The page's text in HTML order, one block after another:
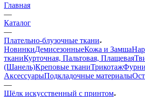
Главная
—
Каталог
—
Плательно-блузочные ткани
НовинкиДемисезонныеКожа и Замша
тканиКурточная, Пальтовая, Плащевая
(Шанель)Креповые тканиТрикотаж
АксессуарыПодкладочные материалы
—
Шёлк искусственный с принтом